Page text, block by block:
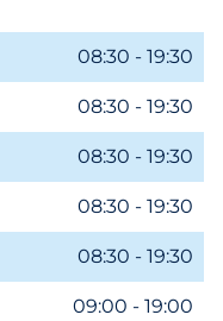
08:30 - 19:30
08:30 - 19:30
08:30 - 19:30
08:30 - 19:30
08:30 - 19:30
09:00 - 19:00